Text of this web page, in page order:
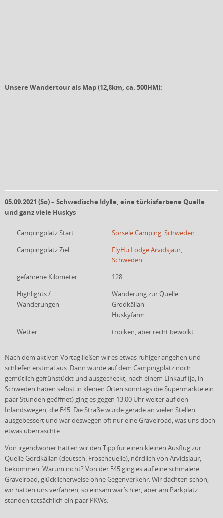
Unsere Wandertour als Map (12,8km, ca. 500HM):
05.09.2021 (So) – Schwedische Idylle, eine türkisfarbene Quelle
und ganz viele Huskys
Campingplatz Start
Sorsele Camping, Schweden
Campingplatz Ziel
FlyHu Lodge Arvidsjaur,
Schweden
gefahrene Kilometer
128
Highlights /
Wanderungen
Wanderung zur Quelle
Grodkällan
Huskyfarm
Wetter
trocken, aber recht bewölkt
Nach dem aktiven Vortag ließen wir es etwas ruhiger angehen und
schliefen erstmal aus. Dann wurde auf dem Campingplatz noch
gemütlich gefrühstückt und ausgecheckt, nach einem Einkauf (ja, in
Schweden haben selbst in kleinen Orten sonntags die Supermärkte ein
paar Stunden geöffnet) ging es gegen 13:00 Uhr weiter auf den
Inlandswegen, die E45. Die Straße wurde gerade an vielen Stellen
ausgebessert und war deswegen oft nur eine Gravelroad, was uns doch
etwas überraschte.
Von irgendwoher hatten wir den Tipp für einen kleinen Ausflug zur
Quelle Gordkällan (deutsch: Froschquelle), nördlich von Arvidsjaur,
bekommen. Warum nicht? Von der E45 ging es auf eine schmalere
Gravelroad, glücklicherweise ohne Gegenverkehr. Wir dachten schon,
wir hätten uns verfahren, so einsam war’s hier, aber am Parkplatz
standen tatsächlich ein paar PKWs.